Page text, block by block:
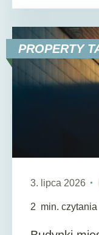
PROPERTY
3. lipca 2026
2 min. czytania